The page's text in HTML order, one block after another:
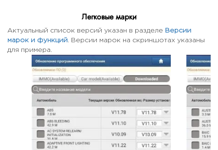
Легковые марки
Актуальный список версий указан в разделе Версии
марок и функций . Версии марок на скриншотах указаны
для примера.